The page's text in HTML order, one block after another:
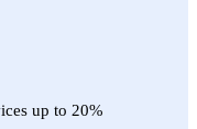
up to 20%